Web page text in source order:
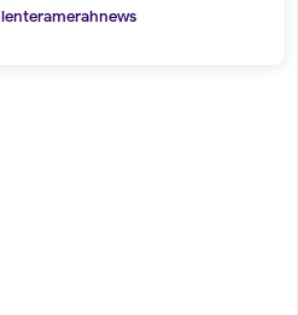
lenteramerahnews